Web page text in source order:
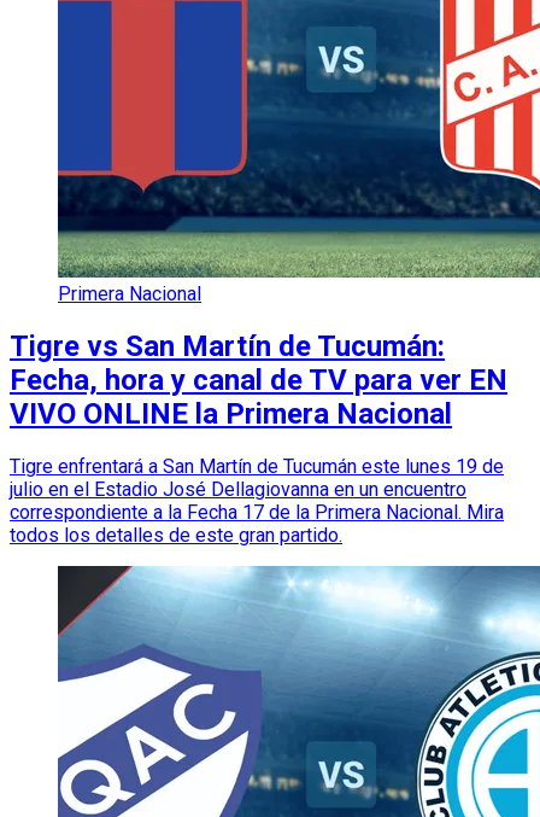
Primera Nacional
Tigre vs San Martín de Tucumán:
Fecha, hora y canal de TV para ver EN
VIVO ONLINE la Primera Nacional
Tigre enfrentará a San Martín de Tucumán este lunes 19 de
julio en el Estadio José Dellagiovanna en un encuentro
correspondiente a la Fecha 17 de la Primera Nacional. Mira
todos los detalles de este gran partido.